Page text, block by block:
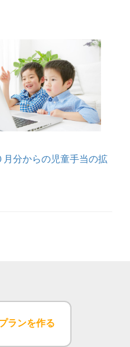
月分からの児童手当の拡
ランを作る